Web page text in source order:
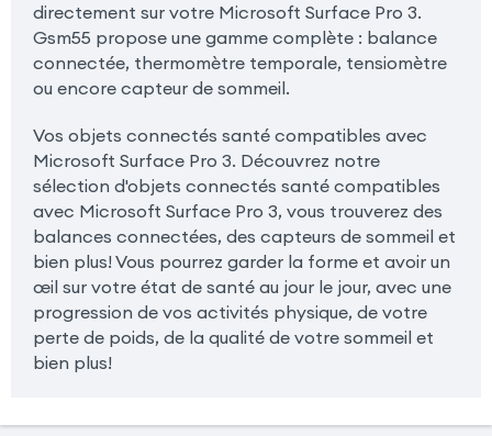
directement sur votre Microsoft Surface Pro 3.
Gsm55 propose une gamme complète : balance
connectée, thermomètre temporale, tensiomètre
ou encore capteur de sommeil.
Vos objets connectés santé compatibles avec
Microsoft Surface Pro 3. Découvrez notre
sélection d'objets connectés santé compatibles
avec Microsoft Surface Pro 3, vous trouverez des
balances connectées, des capteurs de sommeil et
bien plus! Vous pourrez garder la forme et avoir un
œil sur votre état de santé au jour le jour, avec une
progression de vos activités physique, de votre
perte de poids, de la qualité de votre sommeil et
bien plus!